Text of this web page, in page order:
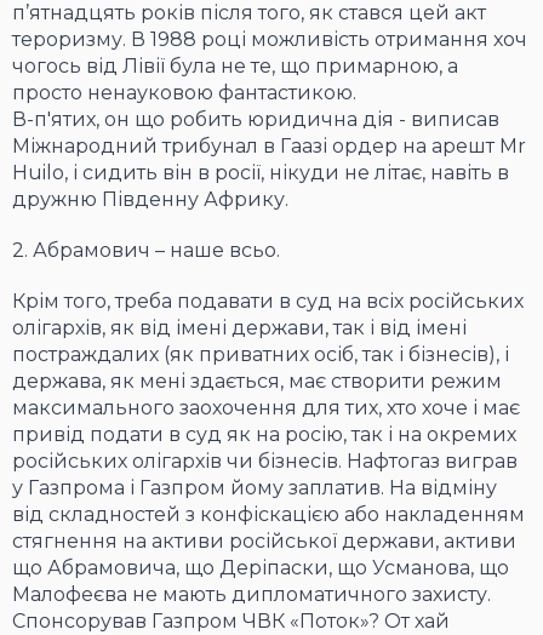
п’ятнадцять років після того, як стався цей акт
тероризму. В 1988 році можливість отримання хоч
чогось від Лівії була не те, що примарною, а
просто ненауковою фантастикою.
В-п'ятих, он що робить юридична дія - виписав
Міжнародний трибунал в Гаазі ордер на арешт Mr
Huilo, і сидить він в росії, нікуди не літає, навіть в
дружню Південну Африку.
2. Абрамович – наше всьо.
Крім того, треба подавати в суд на всіх російських
олігархів, як від імені держави, так і від імені
постраждалих (як приватних осіб, так і бізнесів), і
держава, як мені здається, має створити режим
максимального заохочення для тих, хто хоче і має
привід подати в суд як на росію, так і на окремих
російських олігархів чи бізнесів. Нафтогаз виграв
у Газпрома і Газпром йому заплатив. На відміну
від складностей з конфіскацією або накладенням
стягнення на активи російської держави, активи
що Абрамовича, що Деріпаски, що Усманова, що
Малофеєва не мають дипломатичного захисту.
Спонсорував Газпром ЧВК «Поток»? От хай